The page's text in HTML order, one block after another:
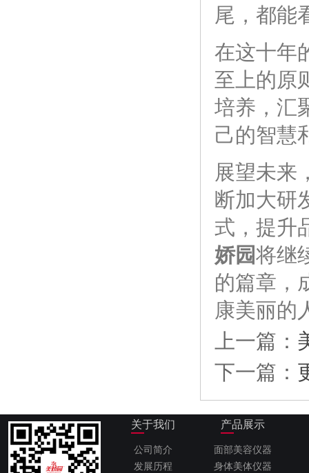
尾，都能
在这十年
至上的原
培养，汇
己的智慧
展望未来
断加大研
式，提升
娇园将继
的篇章，
康美丽的
上一篇：
下一篇：
关于我们
公司简介
发展历程
产品展示
面部美容仪器
身体美体仪器